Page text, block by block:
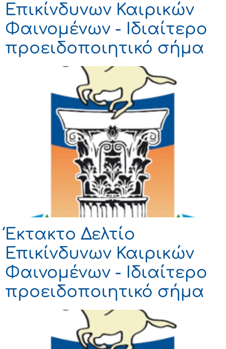
Επικίνδυνων Καιρικών
Φαινομένων - Ιδιαίτερο
προειδοποιητικό σήμα
Έκτακτο Δελτίο
Επικίνδυνων Καιρικών
Φαινομένων - Ιδιαίτερο
προειδοποιητικό σήμα